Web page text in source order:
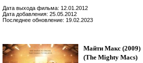
Дата выхода фильма: 12.01.2012
Дата добавления: 25.05.2012
Последнее обновление: 19.02.2023
Майти Макс (2009)
(The Mighty Macs)